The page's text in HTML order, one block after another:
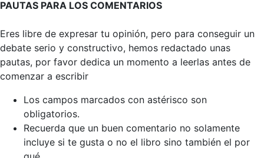
PAUTAS PARA LOS COMENTARIOS
Eres libre de expresar tu opinión, pero para conseguir un
debate serio y constructivo, hemos redactado unas
pautas, por favor dedica un momento a leerlas antes de
comenzar a escribir
Los campos marcados con astérisco son
obligatorios.
Recuerda que un buen comentario no solamente
incluye si te gusta o no el libro sino también el por